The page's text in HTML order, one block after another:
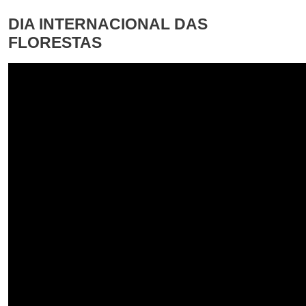
DIA INTERNACIONAL DAS
FLORESTAS